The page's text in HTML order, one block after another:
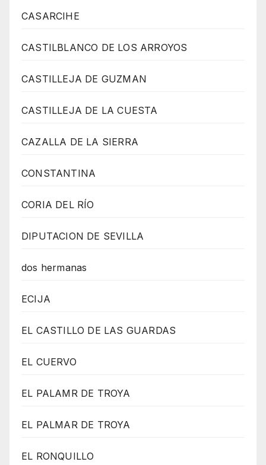
CASARCIHE
CASTILBLANCO DE LOS ARROYOS
CASTILLEJA DE GUZMAN
CASTILLEJA DE LA CUESTA
CAZALLA DE LA SIERRA
CONSTANTINA
CORIA DEL RÍO
DIPUTACION DE SEVILLA
dos hermanas
ECIJA
EL CASTILLO DE LAS GUARDAS
EL CUERVO
EL PALAMR DE TROYA
EL PALMAR DE TROYA
EL RONQUILLO